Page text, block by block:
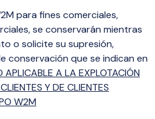
para fines comerciales,
se conservarán mientras
o solicite su supresión,
conservación que se indican en
APLICABLE A LA EXPLOTACIÓN
Y DE CLIENTES
W2M